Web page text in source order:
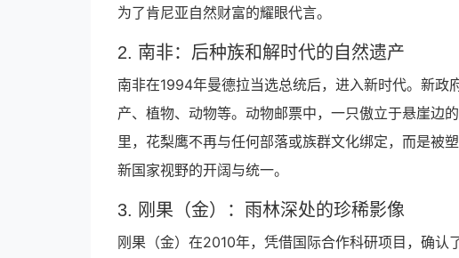
为了肯尼亚自然财富的耀眼代言。
2. 南非：后种族和解时代的自然遗产
南非在1994年曼德拉当选总统后，进入新时代。新政
产、植物、动物等。动物邮票中，一只傲立于悬崖边的
里，花梨鹰不再与任何部落或族群文化绑定，而是被
新国家视野的开阔与统一。
3. 刚果（金）：雨林深处的珍稀影像
刚果（金）在2010年，凭借国际合作科研项目，确